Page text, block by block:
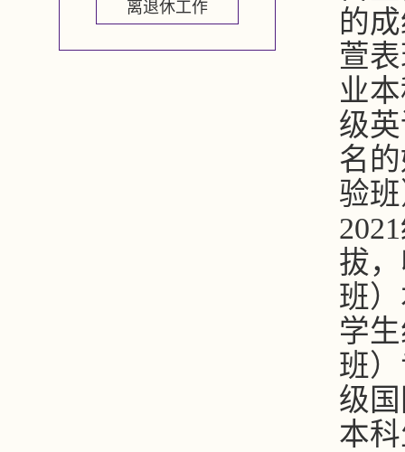
离退休工作
的
萱
业
级
名
验
2021
拔
班
学
班
级
本